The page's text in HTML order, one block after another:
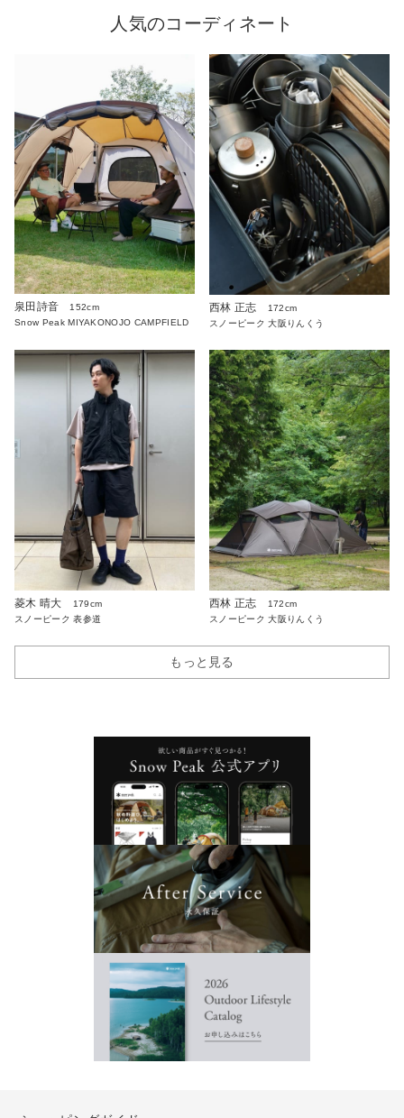
人気のコーディネート
泉田詩音
152cm
Snow Peak MIYAKONOJO CAMPFIELD
西林 正志
172cm
スノーピーク 大阪りんくう
菱木 晴大
179cm
スノーピーク 表参道
西林 正志
172cm
スノーピーク 大阪りんくう
もっと見る